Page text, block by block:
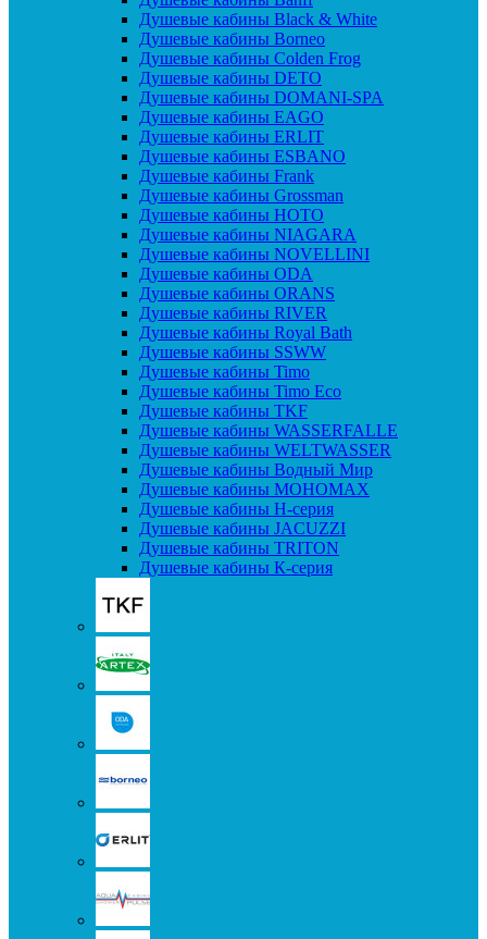
Душевые кабины Black & White
Душевые кабины Borneo
Душевые кабины Colden Frog
Душевые кабины DETO
Душевые кабины DOMANI-SPA
Душевые кабины EAGO
Душевые кабины ERLIT
Душевые кабины ESBANO
Душевые кабины Frank
Душевые кабины Grossman
Душевые кабины HOTO
Душевые кабины NIAGARA
Душевые кабины NOVELLINI
Душевые кабины ODA
Душевые кабины ORANS
Душевые кабины RIVER
Душевые кабины Royal Bath
Душевые кабины SSWW
Душевые кабины Timo
Душевые кабины Timo Eco
Душевые кабины TKF
Душевые кабины WASSERFALLE
Душевые кабины WELTWASSER
Душевые кабины Водный Мир
Душевые кабины МОНОМАХ
Душевые кабины H-серия
Душевые кабины JACUZZI
Душевые кабины TRITON
Душевые кабины К-серия